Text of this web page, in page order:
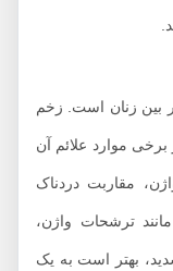
زنان است. زخم
موارد علائم آن
دردناک
ترشحات واژن،
است به یک